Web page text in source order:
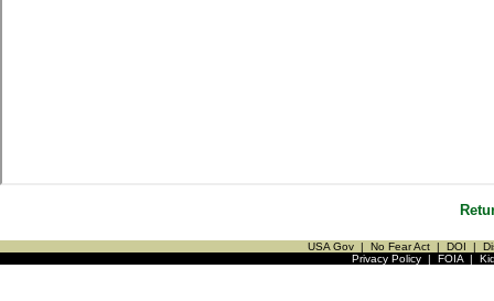
USA Gov | No Fear Act | DOI |
Privacy Policy| FOIA|